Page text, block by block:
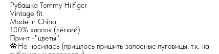
Рубашка Tommy Hilfiger
Vintage fit
Made in China
100% хлопок (лёгкий)
Принт -"цветы"
🌼Не носилась (пришлось пришить запасные пуговицы, т.к. на